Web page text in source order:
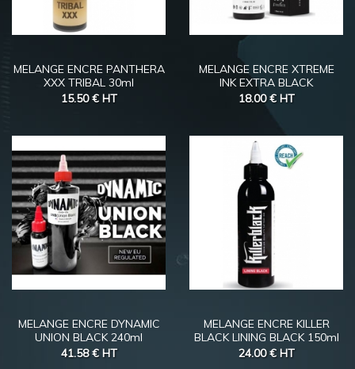
MELANGE ENCRE PANTHERA
XXX TRIBAL 30ml
15.50 € HT
MELANGE ENCRE XTREME
INK EXTRA BLACK
18.00 € HT
MELANGE ENCRE DYNAMIC
UNION BLACK 240ml
41.58 € HT
MELANGE ENCRE KILLER
BLACK LINING BLACK 150ml
24.00 € HT